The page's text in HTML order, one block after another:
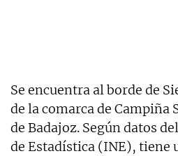
Se encuentra al borde de
de la comarca de Campiña
de Badajoz. Según datos
de Estadística (INE), tiene